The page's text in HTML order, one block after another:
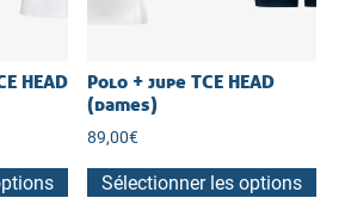
HEAD
Polo + jupe TCE HEAD
(dames)
89,00€
Sélectionner les options